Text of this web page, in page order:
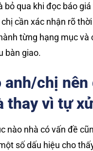
bỏ qua khi đọc báo
cần xác nhận rõ
từng hạng mục và
bàn giao.
anh/chị
thay vì tự
nào nhà có vấn đề
số dấu hiệu cho